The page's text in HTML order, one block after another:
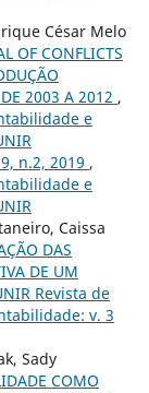
César Melo
OF CONFLICTS
2003 A 2012 ,
e
n.2, 2019 ,
e
Caissa
DAS
DE UM
Revista de
v. 3
Sady
COMO